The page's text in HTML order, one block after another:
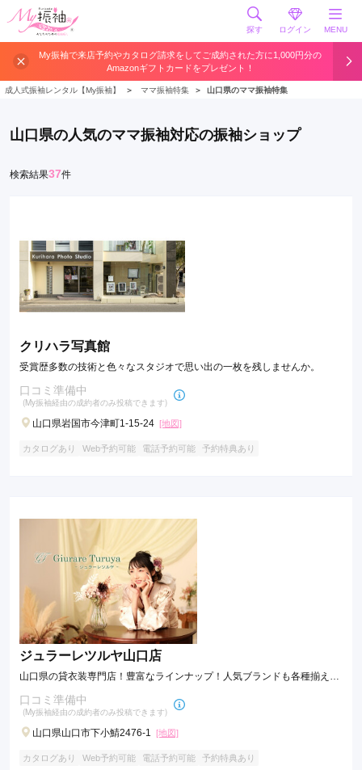
探す ログイン MENU
My振袖で来店予約やカタログ請求をしてご成約された方に1,000円分の
Amazonギフトカードをプレゼント！
成人式振袖レンタル【My振袖】 ＞ ママ振袖特集 ＞ 山口県のママ振袖特集
山口県の人気のママ振袖対応の振袖ショップ
検索結果37件
クリハラ写真館
受賞歴多数の技術と色々なスタジオで思い出の一枚を残しませんか。
口コミ準備中
(My振袖経由の成約者のみ投稿できます)
山口県岩国市今津町1-15-24 [地図]
カタログあり Web予約可能 電話予約可能 予約特典あり
ジュラーレツルヤ山口店
山口県の貸衣装専門店！豊富なラインナップ！人気ブランドも各種揃えて
口コミ準備中
(My振袖経由の成約者のみ投稿できます)
山口県山口市下小鯖2476-1
[地図]
カタログあり Web予約可能 電話予約可能 予約特典あり